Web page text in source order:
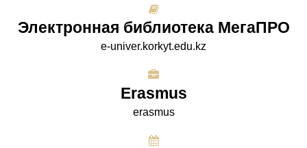
Электронная библиотека МегаПРО
e-univer.korkyt.edu.kz
Erasmus
erasmus